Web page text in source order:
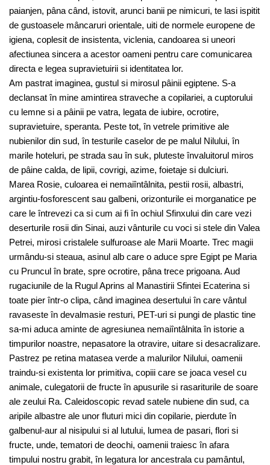
paianjen, pâna când, istovit, arunci banii pe nimicuri, te lasi ispitit
de gustoasele mâncaruri orientale, uiti de normele europene de
igiena, coplesit de insistenta, viclenia, candoarea si uneori
afectiunea sincera a acestor oameni pentru care comunicarea
directa e legea supravietuirii si identitatea lor.
Am pastrat imaginea, gustul si mirosul pâinii egiptene. S-a
declansat în mine amintirea straveche a copilariei, a cuptorului
cu lemne si a pâinii pe vatra, legata de iubire, ocrotire,
supravietuire, speranta. Peste tot, în vetrele primitive ale
nubienilor din sud, în testurile caselor de pe malul Nilului, în
marile hoteluri, pe strada sau în suk, pluteste învaluitorul miros
de pâine calda, de lipii, covrigi, azime, foietaje si dulciuri.
Marea Rosie, culoarea ei nemaiîntâlnita, pestii rosii, albastri,
argintiu-fosforescent sau galbeni, orizonturile ei morganatice pe
care le întrevezi ca si cum ai fi în ochiul Sfinxului din care vezi
deserturile rosii din Sinai, auzi vânturile cu voci si stele din Valea
Petrei, mirosi cristalele sulfuroase ale Marii Moarte. Trec magii
urmându-si steaua, asinul alb care o aduce spre Egipt pe Maria
cu Pruncul în brate, spre ocrotire, pâna trece prigoana. Aud
rugaciunile de la Rugul Aprins al Manastirii Sfintei Ecaterina si
toate pier într-o clipa, când imaginea desertului în care vântul
ravaseste în devalmasie resturi, PET-uri si pungi de plastic tine
sa-mi aduca aminte de agresiunea nemaiîntâlnita în istorie a
timpurilor noastre, nepasatore la otravire, uitare si desacralizare.
Pastrez pe retina matasea verde a malurilor Nilului, oamenii
traindu-si existenta lor primitiva, copiii care se joaca vesel cu
animale, culegatorii de fructe în apusurile si rasariturile de soare
ale zeului Ra. Caleidoscopic revad satele nubiene din sud, ca
aripile albastre ale unor fluturi mici din copilarie, pierdute în
galbenul-aur al nisipului si al lutului, lumea de pasari, flori si
fructe, unde, tematori de deochi, oamenii traiesc în afara
timpului nostru grabit, în legatura lor ancestrala cu pamântul,